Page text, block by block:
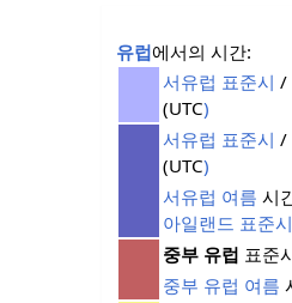
유럽에서의 시간:
서유럽 표준시 /
(UTC)
서유럽 표준시 /
(UTC)
서유럽 여름 시
아일랜드 표준시
중부 유럽 표준
중부 유럽 여름